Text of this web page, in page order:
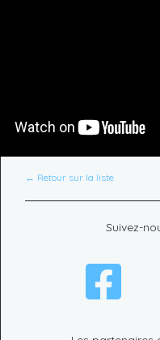
← Retour sur la liste
Suivez-